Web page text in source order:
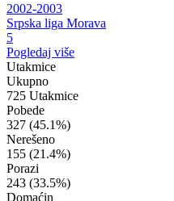
2002-2003
Srpska liga Morava
5
Pogledaj više
Utakmice
Ukupno
725 Utakmice
Pobede
327 (45.1%)
Nerešeno
155 (21.4%)
Porazi
243 (33.5%)
Domaćin